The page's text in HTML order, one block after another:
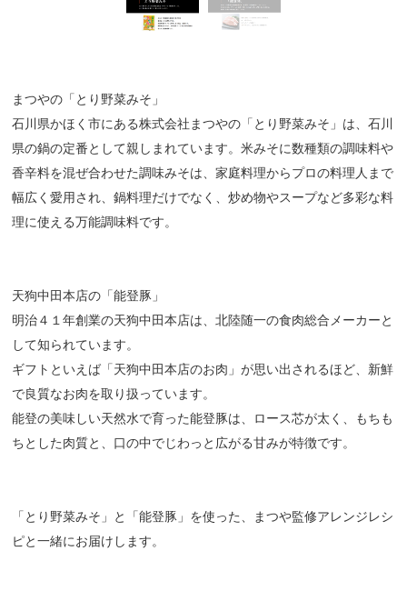
まつやの「とり野菜みそ」
石川県かほく市にある株式会社まつやの「とり野菜みそ」は、石川
県の鍋の定番として親しまれています。米みそに数種類の調味料や
香辛料を混ぜ合わせた調味みそは、家庭料理からプロの料理人まで
幅広く愛用され、鍋料理だけでなく、炒め物やスープなど多彩な料
理に使える万能調味料です。
天狗中田本店の「能登豚」
明治４１年創業の天狗中田本店は、北陸随一の食肉総合メーカーと
して知られています。
ギフトといえば「天狗中田本店のお肉」が思い出されるほど、新鮮
で良質なお肉を取り扱っています。
能登の美味しい天然水で育った能登豚は、ロース芯が太く、もちも
ちとした肉質と、口の中でじわっと広がる甘みが特徴です。
「とり野菜みそ」と「能登豚」を使った、まつや監修アレンジレシ
ピと一緒にお届けします。